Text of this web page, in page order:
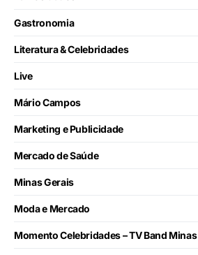
Gastronomia
Literatura & Celebridades
Live
Mário Campos
Marketing e Publicidade
Mercado de Saúde
Minas Gerais
Moda e Mercado
Momento Celebridades – TV Band Minas